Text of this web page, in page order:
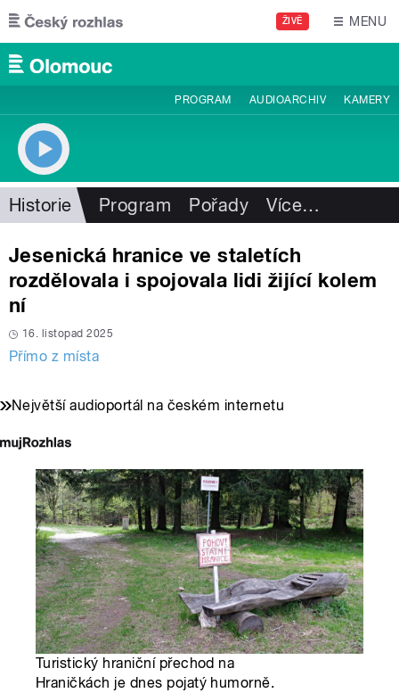
Přejít k hlavnímu obsahu
ŽIVĚ MENU
PROGRAM AUDIOARCHIV KAMERY
Historie Program Pořady Více…
Jesenická hranice ve staletích
rozdělovala i spojovala lidi žijící kolem
ní
16. listopad 2025
Přímo z místa
Největší audioportál na českém internetu
Turistický hraniční přechod na
Hraničkách je dnes pojatý humorně.